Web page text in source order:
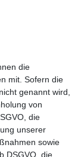
die
mit. Sofern die
genannt wird,
von
die
unserer
sowie
DSGVO, die